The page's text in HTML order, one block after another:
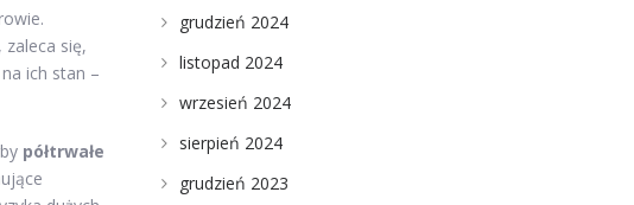
się,
ich stan –
półtrwałe
grudzień 2024
listopad 2024
wrzesień 2024
sierpień 2024
grudzień 2023